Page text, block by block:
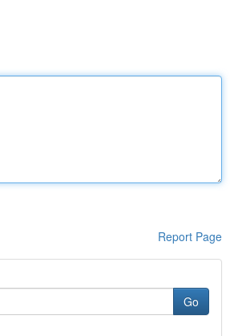
Report Page
Go